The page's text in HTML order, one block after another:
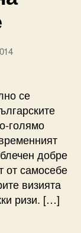
се
голямо
добре
от самосебе
визията
ризи. […]